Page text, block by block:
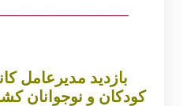
بازدید مدیرعامل
کودکان و نوجوانان